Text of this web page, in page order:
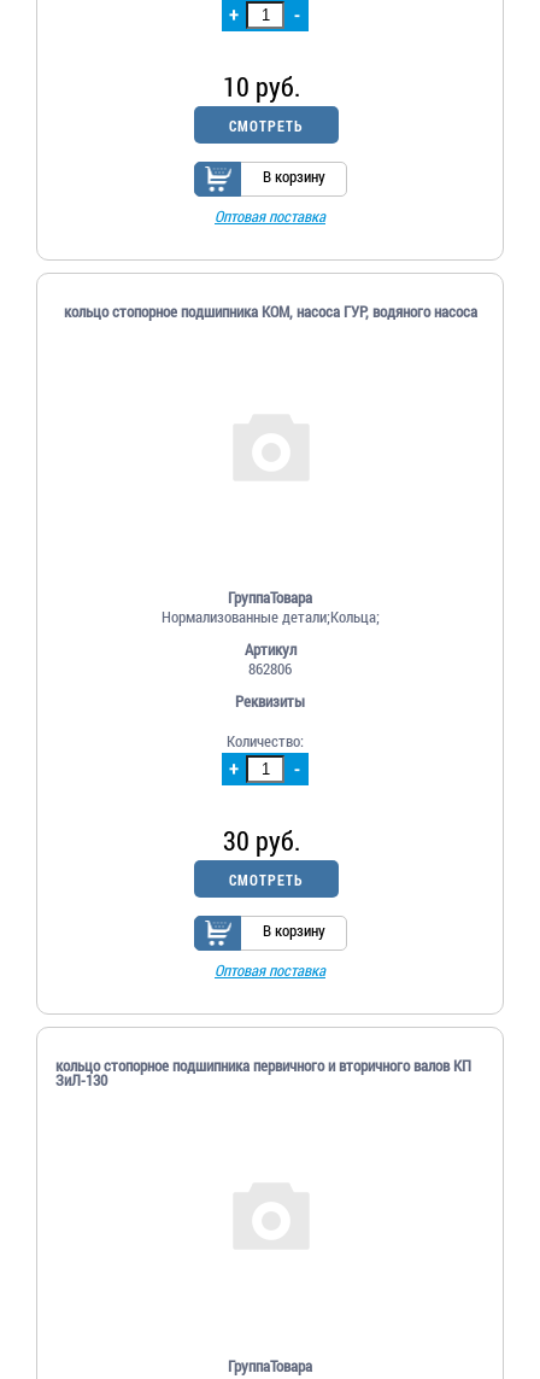
+ -
10 руб.
СМОТРЕТЬ
В корзину
Оптовая поставка
кольцо стопорное подшипника КОМ, насоса ГУР, водяного насоса
ГруппаТовара
Нормализованные детали;Кольца;
Артикул
862806
Реквизиты
+ -
Количество:
30 руб.
СМОТРЕТЬ
В корзину
Оптовая поставка
кольцо стопорное подшипника первичного и вторичного валов КП
ЗиЛ-130
ГруппаТовара